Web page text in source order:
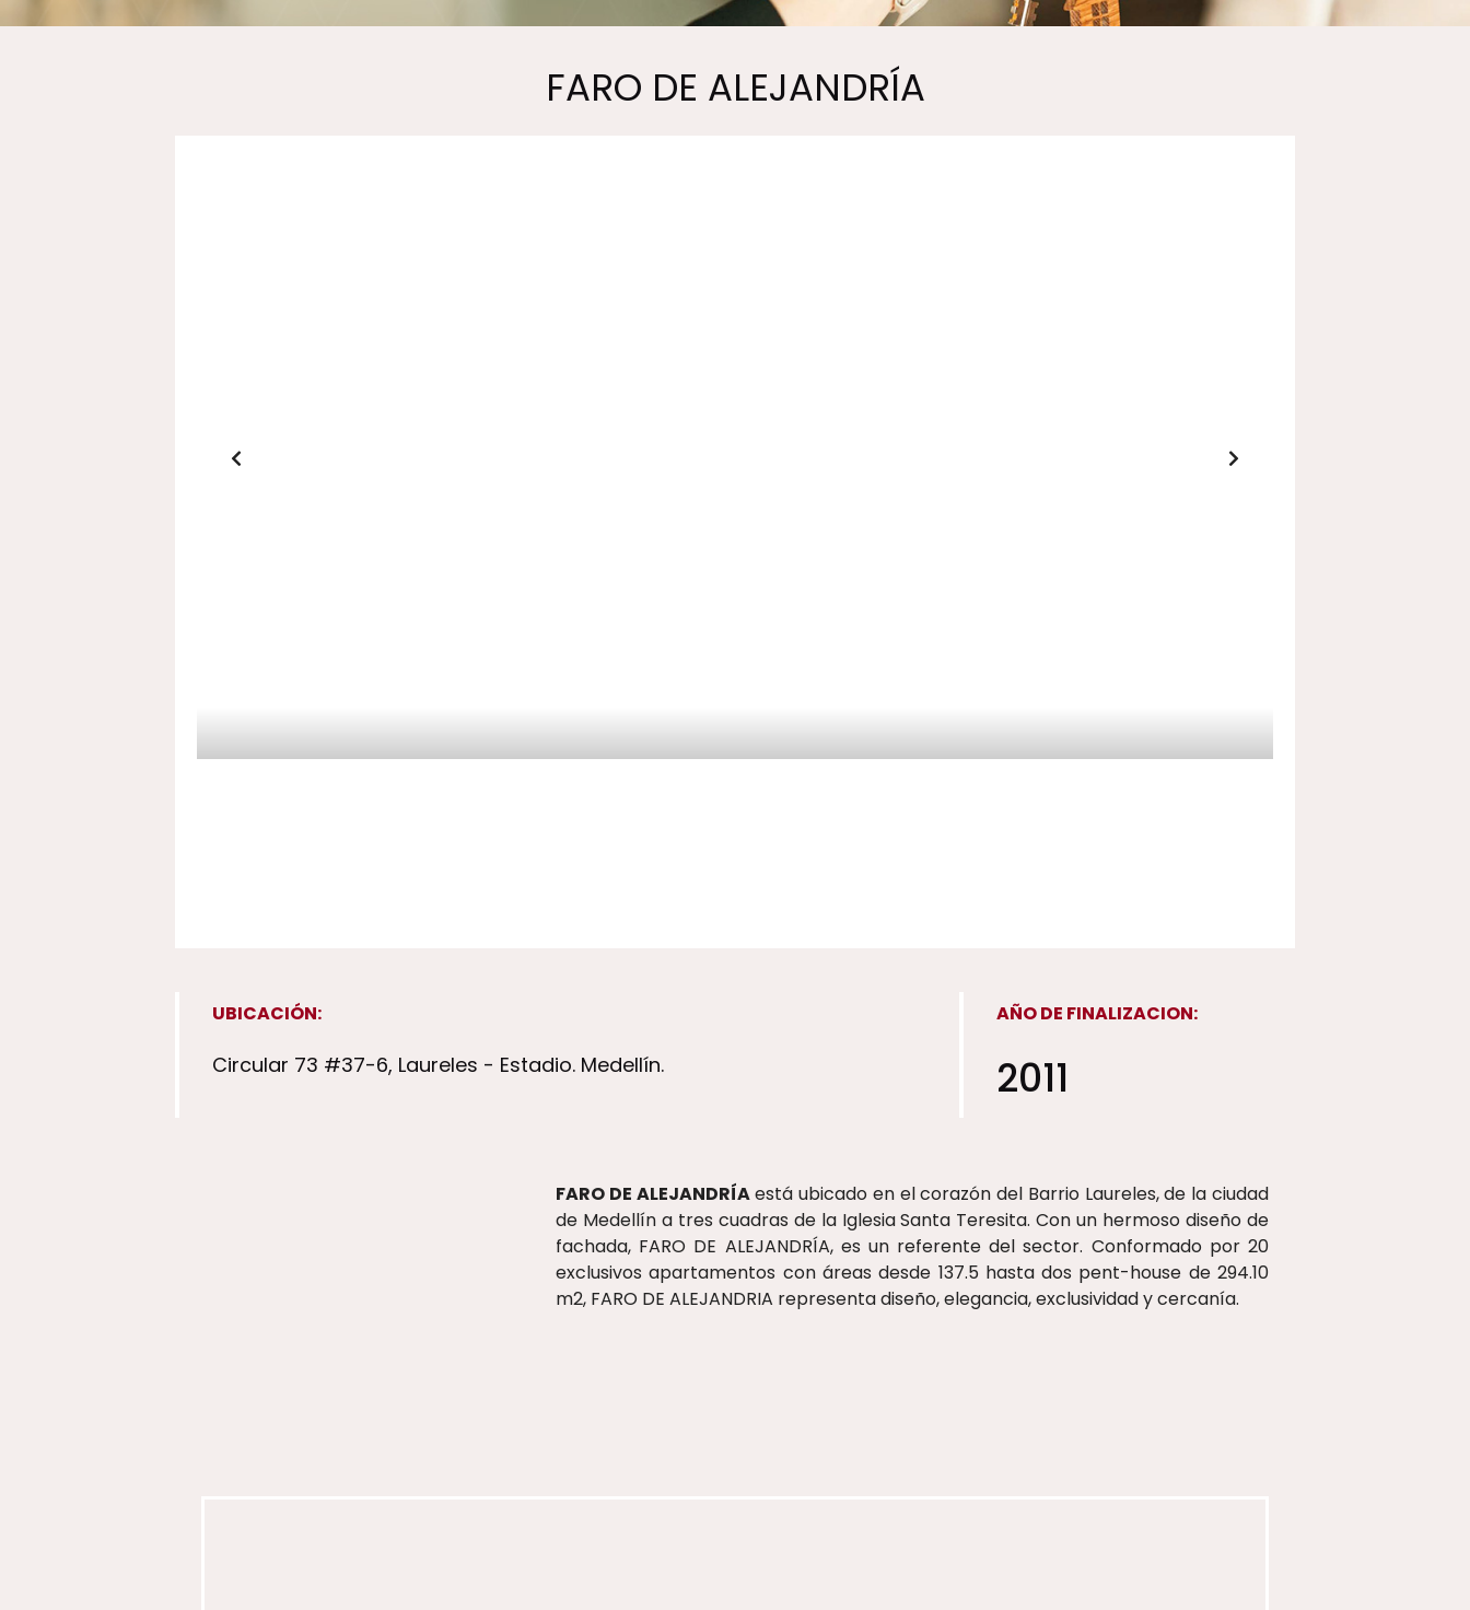
FARO DE ALEJANDRÍA
UBICACIÓN:
Circular 73 #37-6, Laureles - Estadio. Medellín.
AÑO DE FINALIZACION:
2011
FARO DE ALEJANDRÍAestá ubicado en el corazón del Barrio Laureles, de la ciudad
de Medellín a tres cuadras de la Iglesia Santa Teresita. Con un hermoso diseño de
fachada, FARO DE ALEJANDRÍA, es un referente del sector. Conformado por 20
exclusivos apartamentos con áreas desde 137.5 hasta dos pent-house de 294.10
m2, FARO DE ALEJANDRIA representa diseño, elegancia, exclusividad y cercanía.